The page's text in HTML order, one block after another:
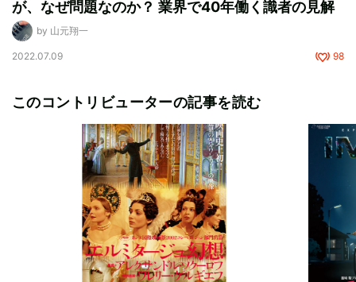
が、なぜ問題なのか？ 業界で40年働く識者の見解
by 山元翔一
2022.07.09 98
このコントリビューターの記事を読む